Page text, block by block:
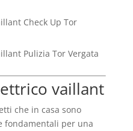
Check Up Tor
Pulizia Tor Vergata
vaillant
che in casa sono
fondamentali per una